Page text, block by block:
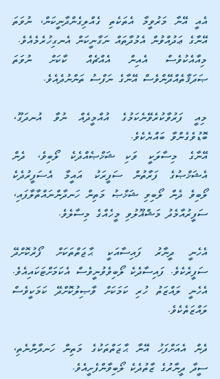
އެއީ އޭނާ މަރުވީމާ އެތަކެތި ގެއްލިގެންދާނީކަން، ނުވަތަ
އޭނާގެ ޢަދުއްވުން އެމުދާތައް ނަގާނީކަން އެނގިހުރެމެއެވެ.
މިއާއެކުވެސް އެއިން އެއްޗެއް ކާކަށް ނުވަތަ
ޞަދަޤާތެއްދޭންވެސް އޭނާގެ ނަފްސު ތަންނުދެއެވެ.
ބޮޑުވެގެންވާ ބައްޔެކެވެ.
އޭނާގެ މިސާލަކީ ވަކި ޝަޚްޞެއްދެކެ ލޯބިވެ، ދެން
ސަފީރުއާމެދު މަޝްޣޫލުވި މީހެއްގެ މިސާލެވެ.
އެހެނީ ދީނާރު ފައިސާއަކީ ޙާޖަތްތަކަށް ފޯރުކޮށްދޭ
ލައްޒަތެކެވެ.
ސީދާ ދީނާރުގެ ޒާތުދެކެ ލޯބިވާންފެށީއެވެ.